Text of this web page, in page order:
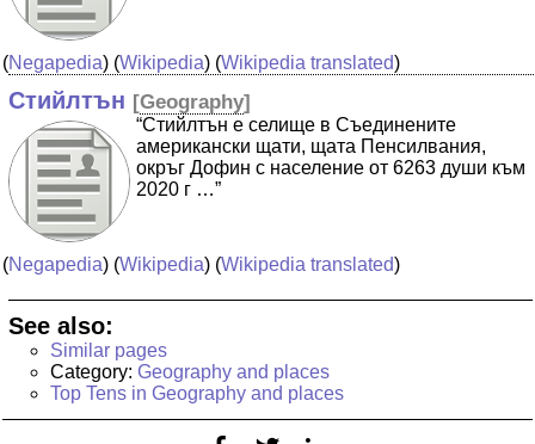
(Negapedia) (Wikipedia) (Wikipedia translated)
Стийлтън [Geography]
“Стийлтън е селище в Съединените
американски щати, щата Пенсилвания,
окръг Дофин с население от 6263 души към
2020 г …”
(Negapedia) (Wikipedia) (Wikipedia translated)
See also:
Similar pages
Category: Geography and places
Top Tens in Geography and places